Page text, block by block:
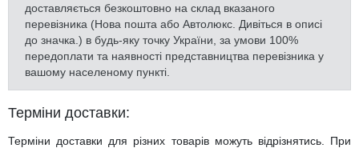
доставляється безкоштовно на склад вказаного
перевізника (Нова пошта або Автолюкс. Дивіться в описі
до значка.) в будь-яку точку України, за умови 100%
передоплати та наявності представництва перевізника у
вашому населеному пункті.
Терміни доставки:
Терміни доставки для різних товарів можуть відрізнятись. При